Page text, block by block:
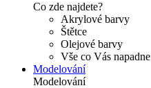
Co zde najdete?
Akrylové barvy
Štětce
Olejové barvy
Vše co Vás napadne
Modelování
Modelování